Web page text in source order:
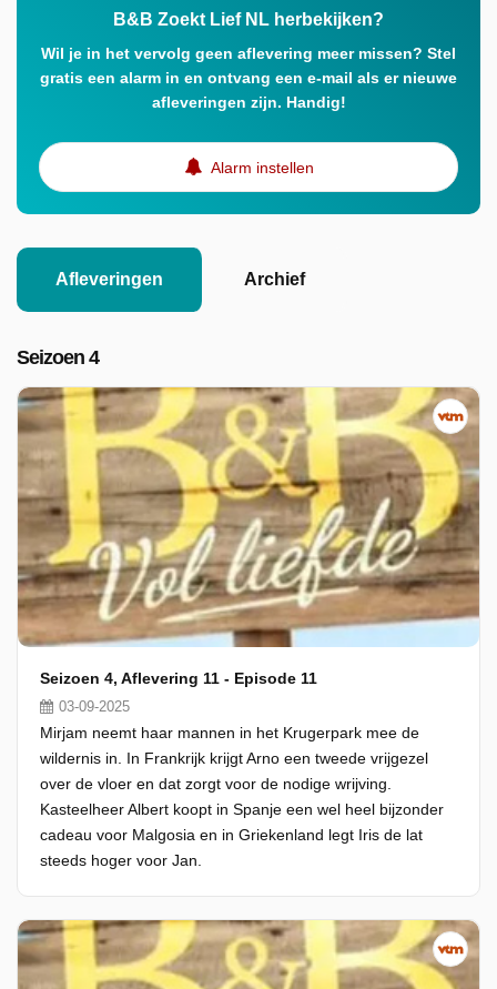
B&B Zoekt Lief NL herbekijken?
Wil je in het vervolg geen aflevering meer missen? Stel
gratis een alarm in en ontvang een e-mail als er nieuwe
afleveringen zijn. Handig!
Alarm instellen
Afleveringen Archief
Seizoen 4
Seizoen 4, Aflevering 11 - Episode 11
03-09-2025
Mirjam neemt haar mannen in het Krugerpark mee de
wildernis in. In Frankrijk krijgt Arno een tweede vrijgezel
over de vloer en dat zorgt voor de nodige wrijving.
Kasteelheer Albert koopt in Spanje een wel heel bijzonder
cadeau voor Malgosia en in Griekenland legt Iris de lat
steeds hoger voor Jan.